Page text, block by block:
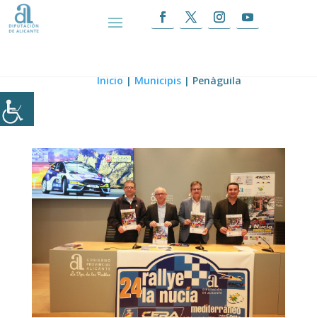
Inicio | Municipis| Penàguila